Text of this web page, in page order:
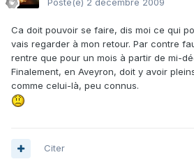
Posté(e) 2 décembre 2009
Ca doit pouvoir se faire, dis moi ce qui
vais regarder à mon retour. Par contre
rentre que pour un mois à partir de mi-
Finalement, en Aveyron, doit y avoir
comme celui-là, peu connus.
Citer